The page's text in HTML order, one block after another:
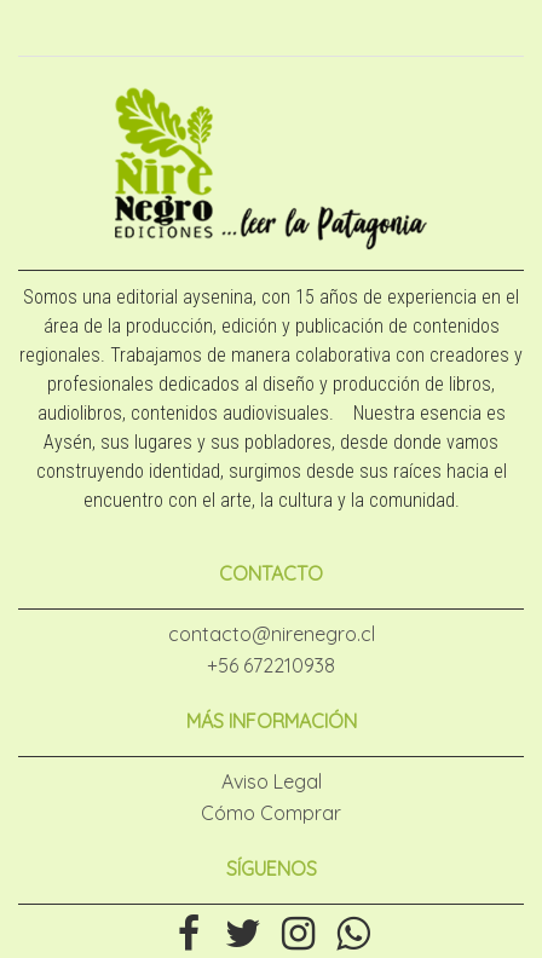
Somos una editorial aysenina, con 15 años de experiencia en el
área de la producción, edición y publicación de contenidos
regionales. Trabajamos de manera colaborativa con creadores y
profesionales dedicados al diseño y producción de libros,
audiolibros, contenidos audiovisuales. Nuestra esencia es
Aysén, sus lugares y sus pobladores, desde donde vamos
construyendo identidad, surgimos desde sus raíces hacia el
encuentro con el arte, la cultura y la comunidad.
CONTACTO
contacto@nirenegro.cl
+56 672210938
MÁS INFORMACIÓN
Aviso Legal
Cómo Comprar
SÍGUENOS